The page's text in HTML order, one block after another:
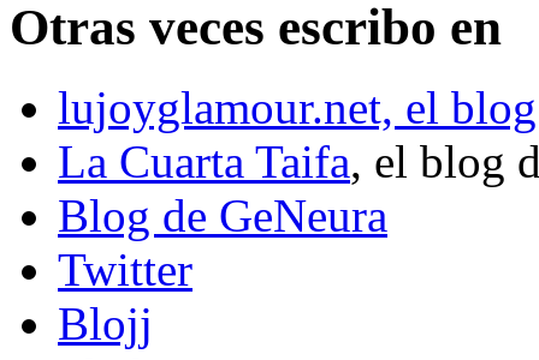
Otras veces escribo en
lujoyglamour.net, el
La Cuarta Taifa, el blog
Blog de GeNeura
Twitter
Blojj